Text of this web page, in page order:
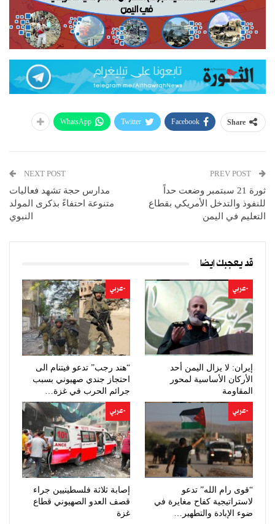
Share
Facebook
Twitter
WhatsApp
ثورة 21 سبتمبر وضعت حداً
للنفوذ والتدخل الأمريكي بقطاع
التعليم في اليمن
NEXT POST
مدارس حجة تشهد فعاليات
متنوعة احتفاءً بذكرى المولد
النبوي
قد يعجبك ايضا
-عربي
إيران: لا يزال اليمن أحد
الأركان الأساسية لمحور
المقاومة
-عربي
“هند رجب” تدعو فيتنام الى
احتجاز جندي صهيوني بسبب
جرائم الحرب في غزة…
-عربي
“قوى رام الله” تدعو
لاستراتيجية كفاح مغايرة في
ضوء الإبادة والتطهير…
-عربي
إصابة ثلاثة فلسطينيين جراء
قصف العدو الصهيوني قطاع
غزة